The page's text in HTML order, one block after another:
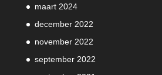
maart 2024
december 2022
november 2022
september 2022